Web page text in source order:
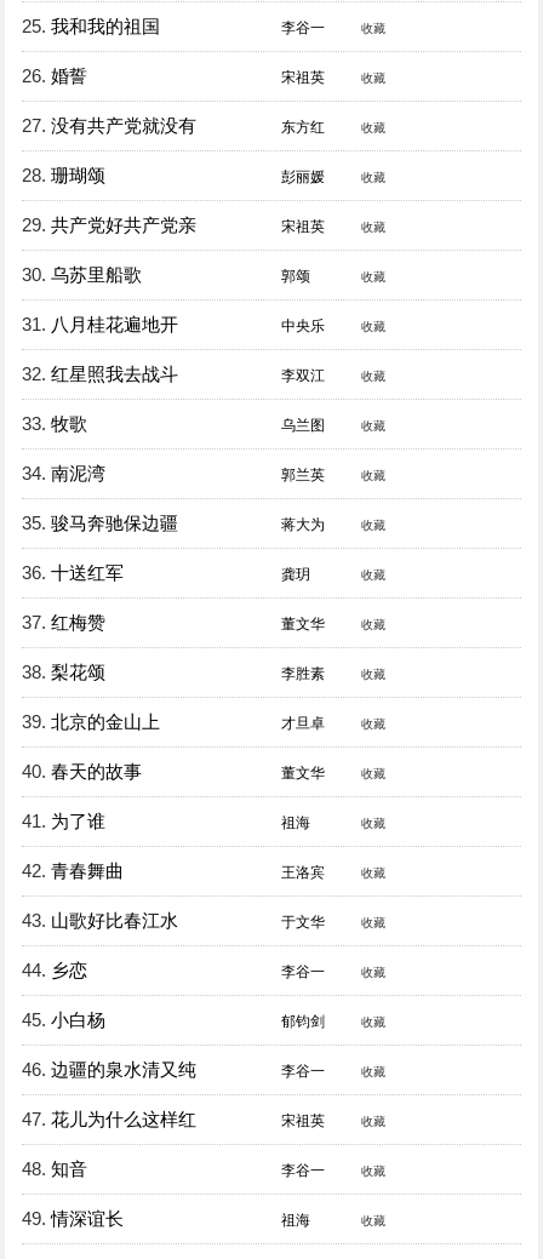
25. 我和我的祖国 李谷一 收藏
26. 婚誓 宋祖英 收藏
27. 没有共产党就没有 东方红 收藏
28. 珊瑚颂 彭丽媛 收藏
29. 共产党好共产党亲 宋祖英 收藏
30. 乌苏里船歌 郭颂 收藏
31. 八月桂花遍地开 中央乐 收藏
32. 红星照我去战斗 李双江 收藏
33. 牧歌 乌兰图 收藏
34. 南泥湾 郭兰英 收藏
35. 骏马奔驰保边疆 蒋大为 收藏
36. 十送红军 龚玥 收藏
37. 红梅赞 董文华 收藏
38. 梨花颂 李胜素 收藏
39. 北京的金山上 才旦卓 收藏
40. 春天的故事 董文华 收藏
41. 为了谁 祖海 收藏
42. 青春舞曲 王洛宾 收藏
43. 山歌好比春江水 于文华 收藏
44. 乡恋 李谷一 收藏
45. 小白杨 郁钧剑 收藏
46. 边疆的泉水清又纯 李谷一 收藏
47. 花儿为什么这样红 宋祖英 收藏
48. 知音 李谷一 收藏
49. 情深谊长 祖海 收藏